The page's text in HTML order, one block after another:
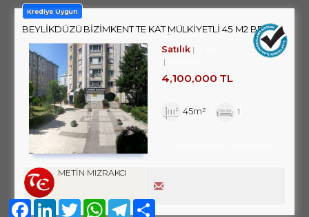
Krediye Uygun
BEYLİKDÜZÜ BİZİMKENT TE KAT MÜLKİYETLİ 45 M2 BRÜT
33 M2 NET KULLANIMLI SATILIK DÜKKAN
Satılık
4,100,000 TL
45m² 1
METİN MIZRAKCI
FacebookLinkedInTwitter WhatsAppTelegram